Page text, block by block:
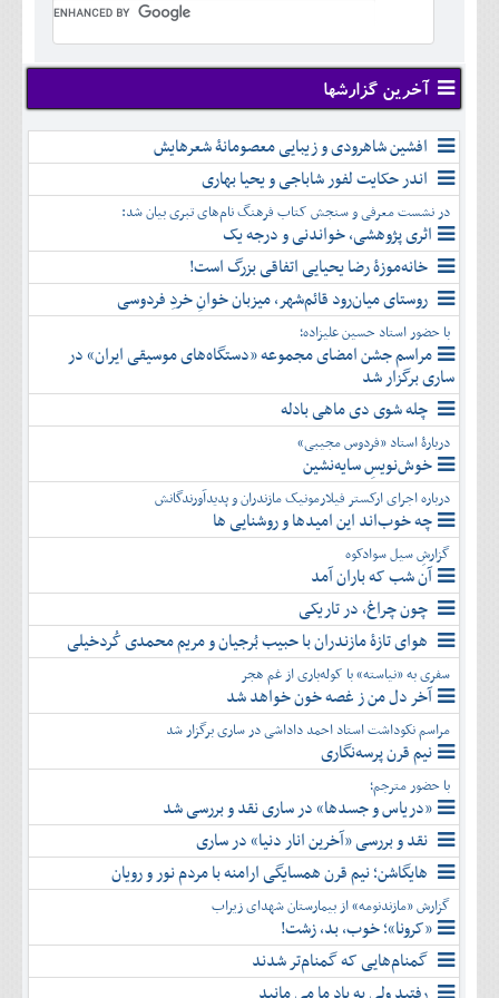
دی
بهمن
اسفند
آبان
آذر
دی
بهمن
اسفند
شهريور
مهر
آبان
آذر
دی
بهمن
اسفند
تير
مرداد
شهريور
مهر
آبان
آذر
دی
بهمن
اسفند
آخرین گزارشها
افشین شاهرودی و زیبایی معصومانۀ شعرهایش
اندر حکایت لفور شاباجی و یحیا بهاری
در نشست معرفی و سنجش کتاب فرهنگ نام‌های تبری بیان شد:
اثری پژوهشی، خواندنی و درجه یک
خانه‌موزۀ رضا یحیایی اتفاقی بزرگ است!
روستای میان‌رود قائم‌شهر، میزبان خوانِ خردِ فردوسی
با حضور استاد حسین علیزاده؛
مراسم جشن امضای مجموعه «دستگاه‌های موسیقی ایران» در
ساری برگزار شد
چله شوی دی ماهی بادله
دربارۀ استاد «فردوس مجیبی»
خوش‌نویسِ سایه‌نشین
درباره اجرای ارکستر فیلارمونیک مازندران و پدیدآورندگانش
چه خوب‌اند این امیدها و روشنایی ها
گزارشِ سیل سوادکوه
آن شب که باران آمد
چون چراغ، در تاریکی
هوای تازۀ مازندران با حبیب بُرجیان و مریم محمدی کُردخیلی
سفری به «نیاسته» با کوله‌باری از غم هجر
آخر دل من ز غصه خون خواهد شد
مراسم نکوداشت استاد احمد داداشی در ساری برگزار شد
نیم قرن پرسه‌نگاری
با حضور مترجم؛
«دریاس و جسدها» در ساری نقد و بررسی شد
نقد و بررسی «آخرین انار دنیا» در ساری
هایگاشن؛ نیم قرن همسایگی ارامنه با مردم نور و رویان
گزارش «مازندنومه» از بیمارستان شهدای زیراب
«کرونا»؛ خوب، بد، زشت!
گمنام‌هایی که گمنام‌تر شدند